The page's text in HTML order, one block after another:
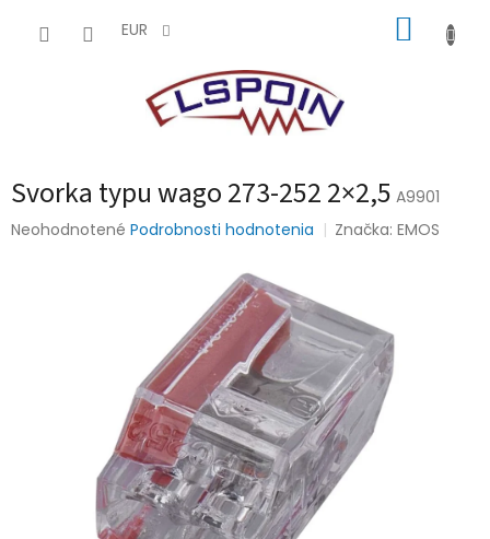
EUR
Svorka typu wago 273-252 2×2,5 A9901
Priemerné
Neohodnotené Podrobnosti hodnotenia Značka:EMOS